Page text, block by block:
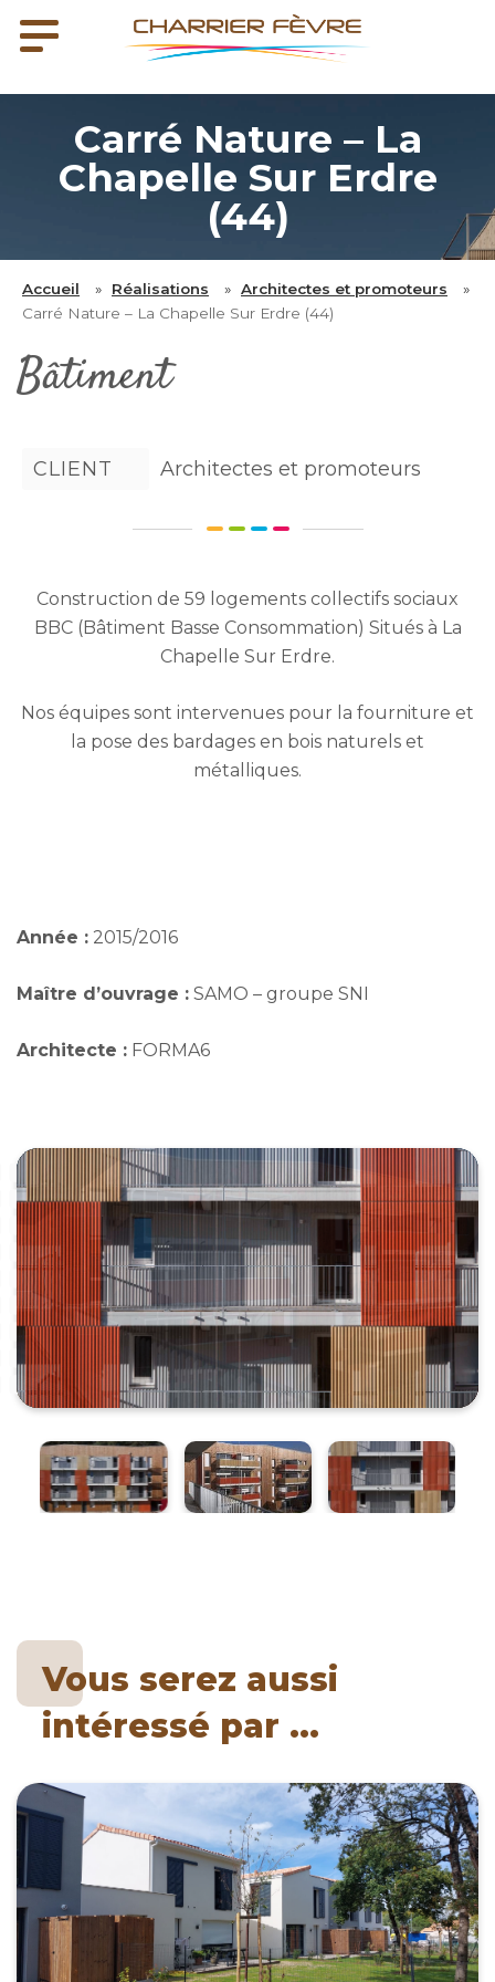
Carré Nature – La
Chapelle Sur Erdre
(44)
Accueil » Réalisations » Architectes et promoteurs
»
Carré Nature – La Chapelle Sur Erdre (44)
Bâtiment
CLIENT Architectes et promoteurs
Construction de 59 logements collectifs sociaux
BBC (Bâtiment Basse Consommation) Situés à La
Chapelle Sur Erdre.
Nos équipes sont intervenues pour la fourniture et
la pose des bardages en bois naturels et
métalliques.
Année : 2015/2016
Maître d’ouvrage : SAMO – groupe SNI
Architecte : FORMA6
Vous serez aussi
intéressé par ...